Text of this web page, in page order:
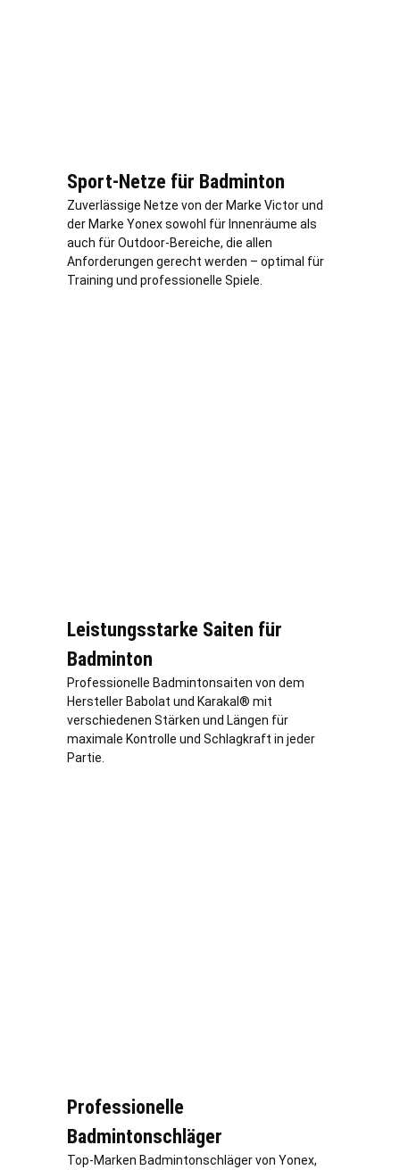
Sport-Netze für Badminton
Zuverlässige Netze von der Marke Victor und
der Marke Yonex sowohl für Innenräume als
auch für Outdoor-Bereiche, die allen
Anforderungen gerecht werden – optimal für
Training und professionelle Spiele.
Leistungsstarke Saiten für
Badminton
Professionelle Badmintonsaiten von dem
Hersteller Babolat und Karakal® mit
verschiedenen Stärken und Längen für
maximale Kontrolle und Schlagkraft in jeder
Partie.
Professionelle
Badmintonschläger
Top-Marken Badmintonschläger von Yonex,